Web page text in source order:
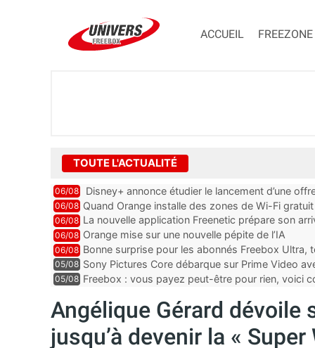
ACCUEIL FREEZONE
TOUTE L'ACTUALITÉ
06/08 Disney+ annonce étudier le lancement d’une
06/08 Quand Orange installe des zones de Wi-Fi
06/08 La nouvelle application Freenetic prépare son
abonnés Freebox, testez la
06/08 Orange mise sur une nouvelle pépite de l’IA
06/08 Bonne surprise pour les abonnés Freebox Ultra,
inclus
05/08 Sony Pictures Core débarque sur Prime Video
05/08 Freebox : vous payez peut-être pour rien, voici
Angélique Gérard dévoile
jusqu’à devenir la «